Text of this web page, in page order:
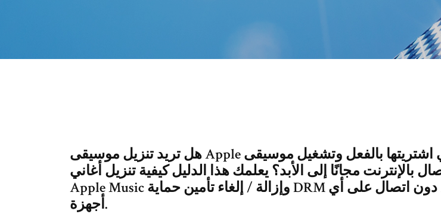
هل تريد تنزيل موسيقى Apple التي اشتريتها بالفعل وتشغيل موسيقى Apple
بالإنترنت مجانًا إلى الأبد؟ يعلمك هذا الدليل كيفية تنزيل أغاني
Apple Music وإزالة / إلغاء تأمين حماية DRM للاستماع دون اتصال على أي
أجهزة.